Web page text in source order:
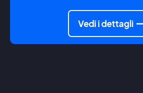
Vedi i dettagli